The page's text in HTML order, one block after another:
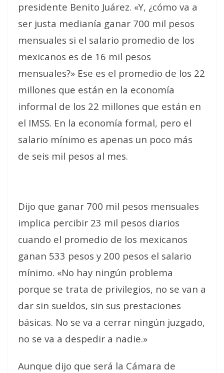
presidente Benito Juárez. «Y, ¿cómo va a
ser justa medianía ganar 700 mil pesos
mensuales si el salario promedio de los
mexicanos es de 16 mil pesos
mensuales?» Ese es el promedio de los 22
millones que están en la economía
informal de los 22 millones que están en
el IMSS. En la economía formal, pero el
salario mínimo es apenas un poco más
de seis mil pesos al mes.
Dijo que ganar 700 mil pesos mensuales
implica percibir 23 mil pesos diarios
cuando el promedio de los mexicanos
ganan 533 pesos y 200 pesos el salario
mínimo. «No hay ningún problema
porque se trata de privilegios, no se van a
dar sin sueldos, sin sus prestaciones
básicas. No se va a cerrar ningún juzgado,
no se va a despedir a nadie.»
Aunque dijo que será la Cámara de